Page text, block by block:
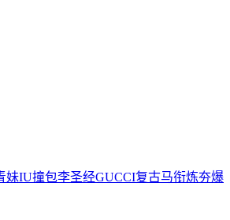
妹IU撞包李圣经GUCCI复古马衔炼夯爆